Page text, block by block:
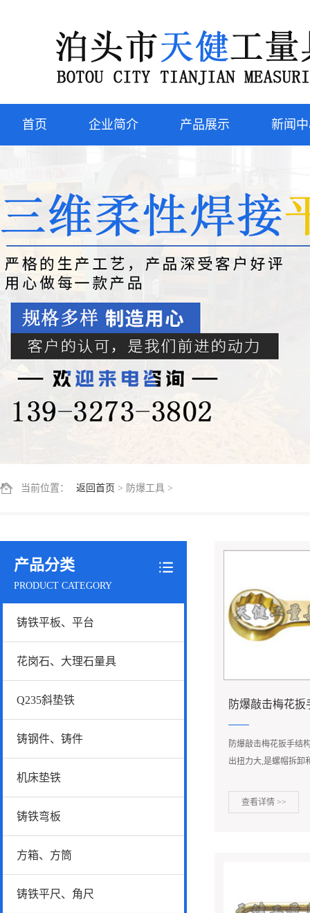
首页 企业简介 产品展示 新闻
当前位置： 返回首页 > 防爆工具 >
产品分类
PRODUCT CATEGORY
铸铁平板、平台
花岗石、大理石量具
Q235斜垫铁
铸钢件、铸件
机床垫铁
铸铁弯板
方箱、方筒
铸铁平尺、角尺
防爆敲击梅花扳
防爆敲击梅花扳手结
出扭力大,是螺帽拆卸
扭力值的要求.
查看详情 >>